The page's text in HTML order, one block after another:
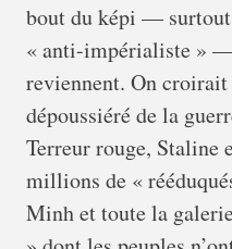
bout du képi —
« anti-impérialiste »
reviennent. On
dépoussiéré de la
Terreur rouge, Staline
millions de «
Minh et toute la